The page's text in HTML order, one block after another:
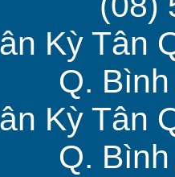
Kỳ Tân
Q.
Kỳ Tân
Q.